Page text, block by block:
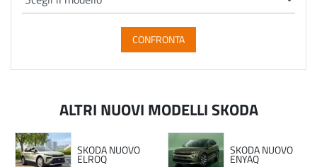
CONFRONTA
ALTRI NUOVI MODELLI SKODA
SKODA NUOVO
ELROQ
SKODA NUOVO
ENYAQ